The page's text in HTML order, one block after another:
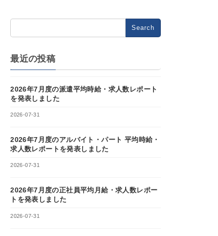
for:
最近の投稿
2026年7月度の派遣平均時給・求人数レポート
を発表しました
2026-07-31
2026年7月度のアルバイト・パート 平均時給・
求人数レポートを発表しました
2026-07-31
2026年7月度の正社員平均月給・求人数レポー
トを発表しました
2026-07-31